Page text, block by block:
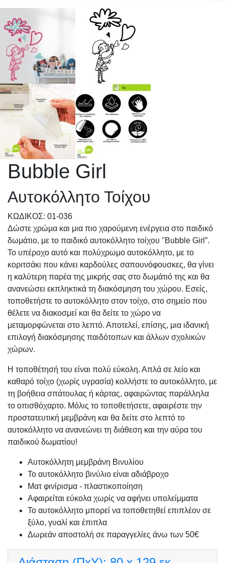
Βubble Girl
Αυτοκόλλητο Τοίχου
KΩΔΙΚΟΣ: 01-036
Δώστε χρώμα και μια πιο χαρούμενη ενέργεια στο παιδικό
δωμάτιο, με το παιδικό αυτοκόλλητο τοίχου "Bubble Girl”.
Το υπέροχο αυτό και πολύχρωμο αυτοκόλλητο, με το
κοριτσάκι που κάνει καρδούλες σαπουνόφουσκες, θα γίνει
η καλύτερη παρέα της μικρής σας στο δωμάτιό της και θα
ανανεώσει εκπληκτικά τη διακόσμηση του χώρου. Εσείς,
τοποθετήστε το αυτοκόλλητο στον τοίχο, στο σημείο που
θέλετε να διακοσμεί και θα δείτε το χώρο να
μεταμορφώνεται στο λεπτό. Αποτελεί, επίσης, μια ιδανική
επιλογή διακόσμησης παιδότοπων και άλλων σχολικών
χώρων.
Η τοποθέτησή του είναι πολύ εύκολη. Απλά σε λείο και
καθαρό τοίχο (χωρίς υγρασία) κολλήστε το αυτοκόλλητο, με
τη βοήθεια σπάτουλας ή κάρτας, αφαιρώντας παράλληλα
το οπισθόχαρτο. Μόλις το τοποθετήσετε, αφαιρέστε την
προστατευτική μεμβράνη και θα δείτε στο λεπτό το
αυτοκόλλητο να ανανεώνει τη διάθεση και την αύρα του
παιδικού δωματίου!
Αυτοκόλλητη μεμβράνη Βινυλίου
Το αυτοκόλλητο βινύλιο είναι αδιάβροχο
Ματ φινίρισμα - πλαστικοποίηση
Αφαιρείται εύκολα χωρίς να αφήνει υπολείμματα
Το αυτοκόλλητο μπορεί να τοποθετηθεί επιπλέον σε
ξύλο, γυαλί και έπιπλα
Δωρεάν αποστολή σε παραγγελίες άνω των 50€